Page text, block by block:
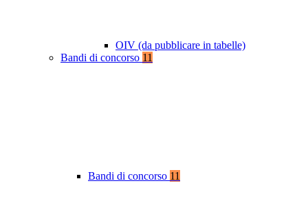
OIV (da pubblicare in tabelle)
Bandi di concorso 11
Bandi di concorso 11